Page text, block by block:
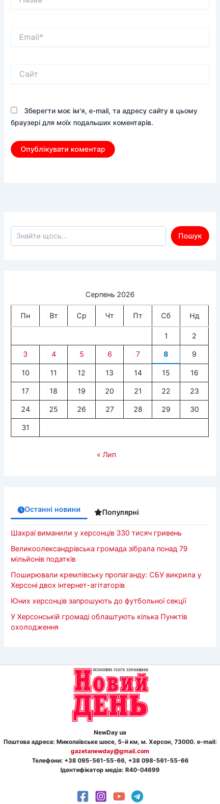
Зберегти моє ім'я, e-mail, та адресу сайту в цьому
браузері для моїх подальших коментарів.
Пошук по сайту
Пошук
Серпень 2026
Пн Вт Ср Чт Пт Сб Нд
1 2
3 4 5 6 7 8 9
10 11 12 13 14 15 16
17 18 19 20 21 22 23
24 25 26 27 28 29 30
31
« Лип
Останні новини Популярні
Шахраї виманили у херсонців 330 тисяч гривень
Великоолександрівська громада зібрала понад 79
мільйонів податків
Поширювали кремлівську пропаганду: СБУ викрила у
Херсоні двох інтернет-агітаторів
Юних херсонців запрошують до футбольної секції
У Херсонській громаді облаштують кілька Пунктів
охолодження
NewDay ua
Поштова адреса: Миколаївське шосе, 5-й км, м. Херсон, 73000. e-mail:
gazetanewday@gmail.com
Телефони: +38 095-561-55-66, +38 098-561-55-66
Ідентифікатор медіа: R40-04699